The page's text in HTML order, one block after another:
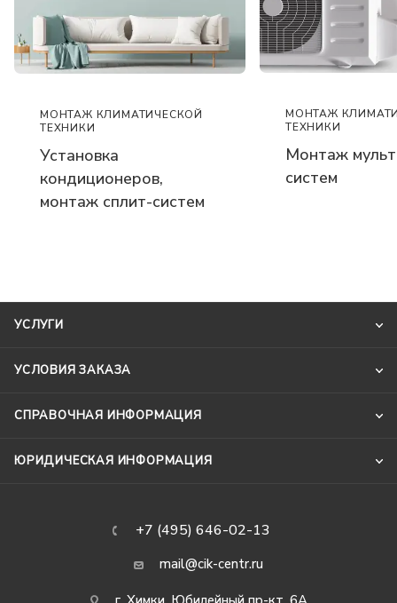
МОНТАЖ КЛИМАТИЧЕСКОЙ
ТЕХНИКИ
Установка
кондиционеров,
монтаж сплит-систем
МОНТАЖ
ТЕХНИКИ
Монтаж
систем
УСЛУГИ
УСЛОВИЯ ЗАКАЗА
СПРАВОЧНАЯ ИНФОРМАЦИЯ
ЮРИДИЧЕСКАЯ ИНФОРМАЦИЯ
+7 (495) 646-02-13
mail@cik-centr.ru